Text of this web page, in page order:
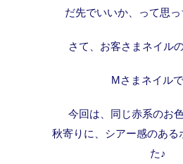
だ先でいいか、って思
さて、お客さまネイル
Mさまネイル
今回は、同じ赤系のお
秋寄りに、シアー感のある
た♪